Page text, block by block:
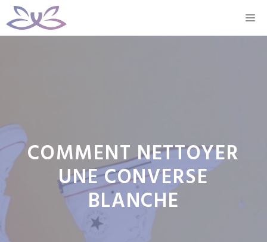
Aller
au
COMMENT NETTOYER
UNE CONVERSE
BLANCHE